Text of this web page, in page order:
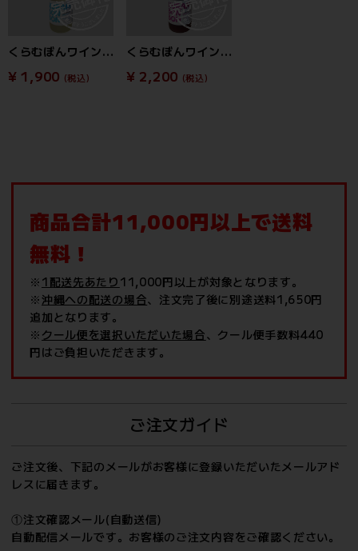
くらむぼんワイン くらむボンボンナイアガラ 2025 750ml (10月発売新酒)
¥ 1,900 (税込)
くらむぼんワイン くらむボンボンあじろん 2025 720ml (10月発売新酒)
¥ 2,200 (税込)
商品合計11,000円以上で送料
無料！
※ 1配送先あたり 11,000円以上が対象となります。
※沖縄への配送の場合、注文完了後に別途送料1,650円
追加となります。
※ クール便を選択いただいた場合、クール便手数料440
円はご負担いただきます。
ご注文ガイド
ご注文後、下記のメールがお客様に登録いただいたメールアド
レスに届きます。
①注文確認メール(自動送信)
自動配信メールです。お客様のご注文内容をご確認ください。